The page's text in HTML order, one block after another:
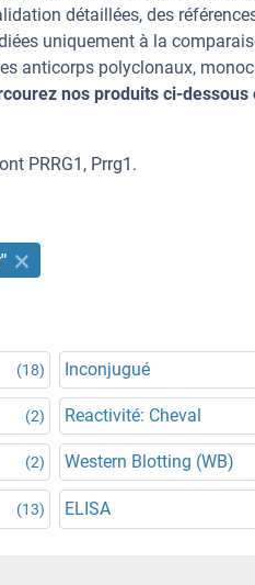
détaillées, des
uniquement à la
anticorps polyclonaux,
nos produits ci-
PRRG1, Prrg1.
(18) Inconjugué
(2) Reactivité: Cheval
(2) Western Blotting (WB)
(13) ELISA